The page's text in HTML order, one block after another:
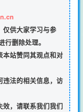
仅供大家学习与参
行删除处理。
本站赞同其观点和对
违法的相关信息，访
，请联系我们我们